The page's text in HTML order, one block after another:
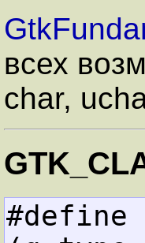
всех
char,
#define